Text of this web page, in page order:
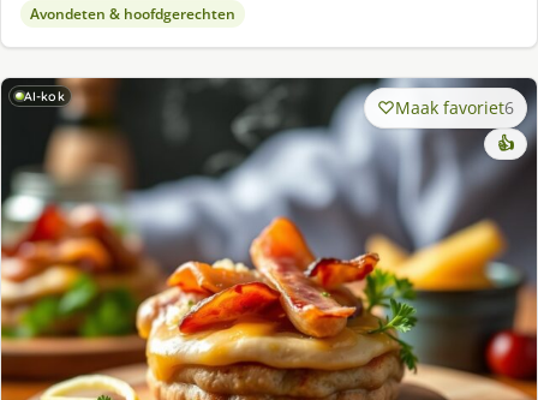
Avondeten & hoofdgerechten
AI-kok Maak favoriet6
👍